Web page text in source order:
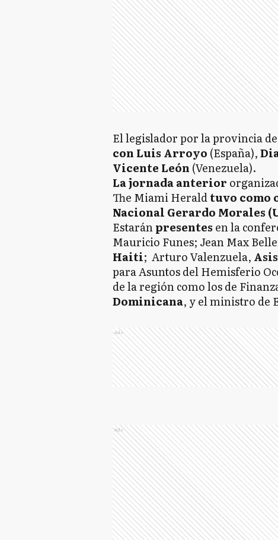
El legislador por la provincia
con Luis Arroyo (España),
Vicente León (Venezuela).
La jornada anterior
The Miami Heraldtuvo como
Nacional Gerardo Morales
Estaránpresentes en la
Mauricio Funes; Jean Max
Haiti; Arturo Valenzuela,
para Asuntos del Hemisferio
de la región como los de
Dominicana, y el ministro de
Ads
Ads